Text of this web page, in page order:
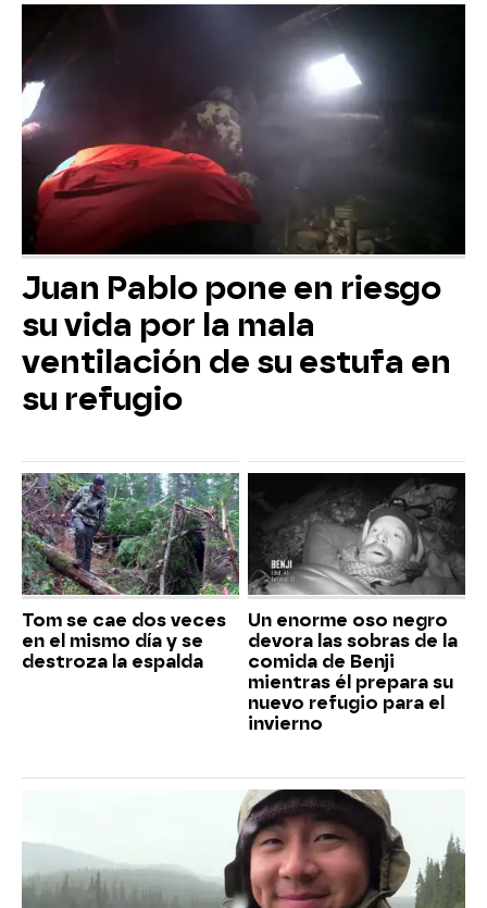
Juan Pablo pone en riesgo
su vida por la mala
ventilación de su estufa en
su refugio
Tom se cae dos veces
en el mismo día y se
destroza la espalda
Un enorme oso negro
devora las sobras de la
comida de Benji
mientras él prepara su
nuevo refugio para el
invierno